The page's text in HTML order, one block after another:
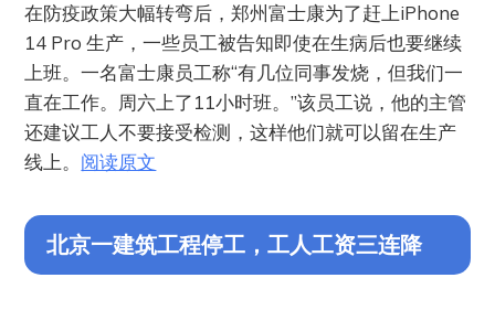
‌在防疫政策大幅转弯后，郑州富士康为了赶上iPhone
14 Pro 生产，一些员工被告知即使在生病后也要继续
上班。一名富士康员工称“有几位同事发烧，但我们一
直在工作。周六上了11小时班。”该员工说，他的主管
还建议工人不要接受检测，这样他们就可以留在生产
线上。 阅读原文
北京一建筑工程停工，工人工资三连降